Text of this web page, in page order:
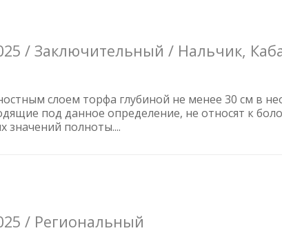
/ Заключительный / Нальчик,
слоем торфа глубиной не менее 30 см в
под данное определение, не относят к
значений полноты....
/ Региональный